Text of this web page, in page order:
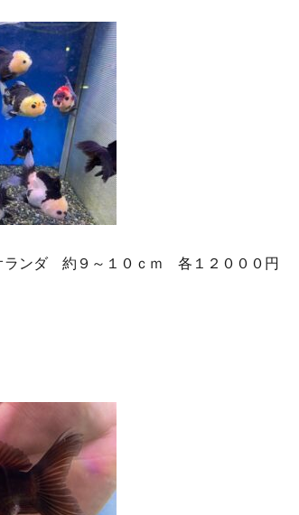
ンダ 約９～１０ｃｍ 各１２０００円